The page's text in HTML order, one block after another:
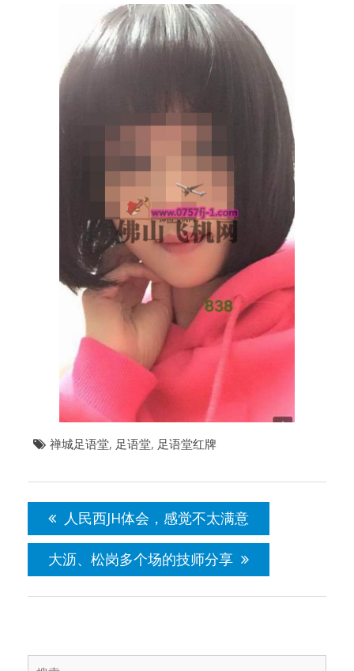
禅城足语堂, 足语堂, 足语堂红牌
导
航
人民西JH体会，感觉不太满意
大沥、松岗多个场的技师分享